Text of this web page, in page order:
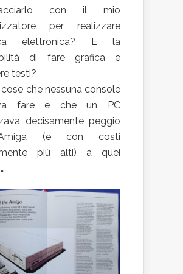
con il mio
per realizzare
elettronica? E la
di fare grafica e
testi?
che nessuna console
fare e che un PC
decisamente peggio
(e con costi
più alti) a quei